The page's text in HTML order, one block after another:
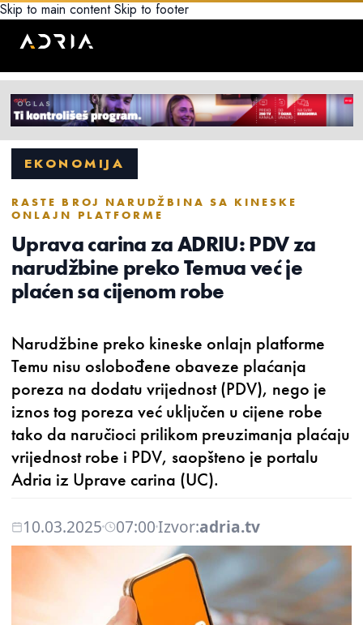
Skip to main content Skip to footer
EKONOMIJA
RASTE BROJ NARUDŽBINA SA KINESKE
ONLAJN PLATFORME
Uprava carina za ADRIU: PDV za
narudžbine preko Temua već je
plaćen sa cijenom robe
Narudžbine preko kineske onlajn platforme
Temu nisu oslobođene obaveze plaćanja
poreza na dodatu vrijednost (PDV), nego je
iznos tog poreza već uključen u cijene robe
tako da naručioci prilikom preuzimanja plaćaju
vrijednost robe i PDV, saopšteno je portalu
Adria iz Uprave carina (UC).
10.03.2025 07:00Izvor:adria.tv